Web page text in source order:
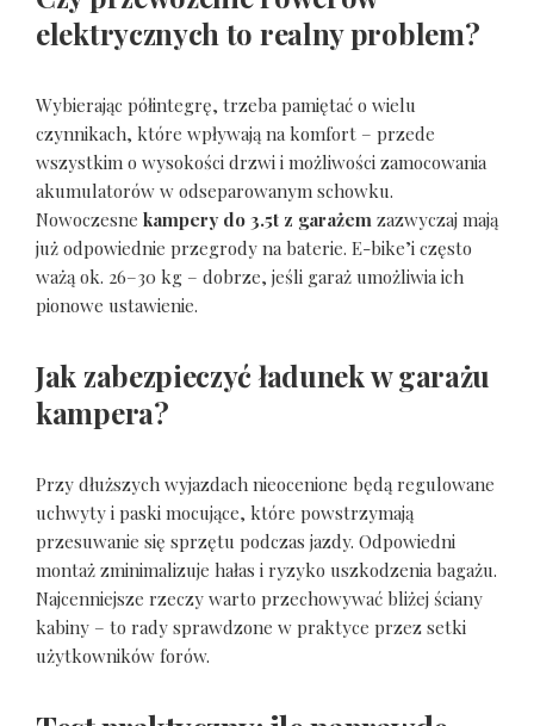
elektrycznych to realny problem?
Wybierając półintegrę, trzeba pamiętać o wielu
czynnikach, które wpływają na komfort – przede
wszystkim o wysokości drzwi i możliwości zamocowania
akumulatorów w odseparowanym schowku.
Nowoczesne kampery do 3.5t z garażem zazwyczaj mają
już odpowiednie przegrody na baterie. E-bike’i często
ważą ok. 26–30 kg – dobrze, jeśli garaż umożliwia ich
pionowe ustawienie.
Jak zabezpieczyć ładunek w garażu
kampera?
Przy dłuższych wyjazdach nieocenione będą regulowane
uchwyty i paski mocujące, które powstrzymają
przesuwanie się sprzętu podczas jazdy. Odpowiedni
montaż zminimalizuje hałas i ryzyko uszkodzenia bagażu.
Najcenniejsze rzeczy warto przechowywać bliżej ściany
kabiny – to rady sprawdzone w praktyce przez setki
użytkowników forów.